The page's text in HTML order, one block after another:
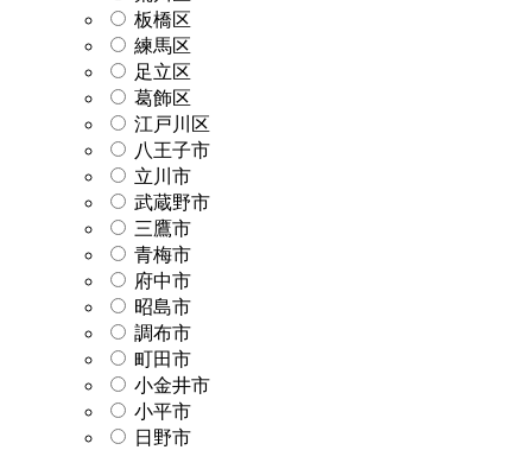
板橋区
練馬区
足立区
葛飾区
江戸川区
八王子市
立川市
武蔵野市
三鷹市
青梅市
府中市
昭島市
調布市
町田市
小金井市
小平市
日野市